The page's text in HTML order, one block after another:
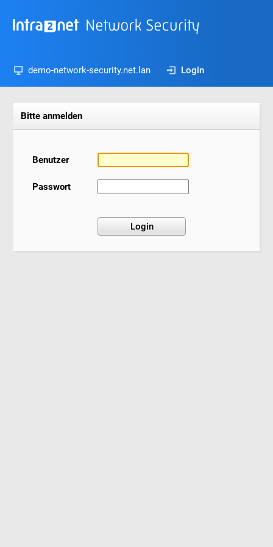
demo-network-security.net.lan Login
Bitte anmelden
Benutzer
Passwort